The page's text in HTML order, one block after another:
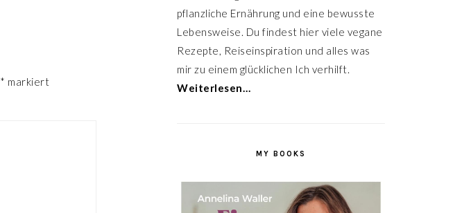
* markiert
pflanzliche Ernährung und eine bewusste
Lebensweise. Du findest hier viele vegane
Rezepte, Reiseinspiration und alles was
mir zu einem glücklichen Ich verhilft.
Weiterlesen…
MY BOOKS